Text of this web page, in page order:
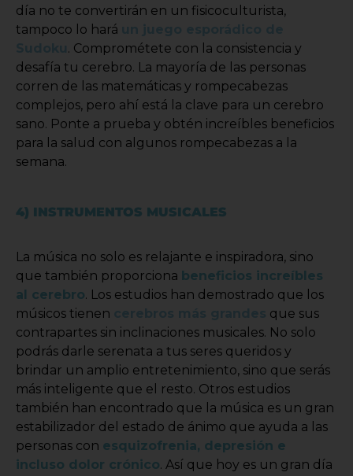
día no te convertirán en un fisicoculturista,
tampoco lo hará
. Comprométete con la consistencia y
desafía tu cerebro. La mayoría de las personas
corren de las matemáticas y rompecabezas
complejos, pero ahí está la clave para un cerebro
sano. Ponte a prueba y obtén increíbles beneficios
para la salud con algunos rompecabezas a la
semana.
4) INSTRUMENTOS MUSICALES
La música no solo es relajante e inspiradora, sino
que también proporciona beneficios increíbles
al cerebro. Los estudios han demostrado que los
músicos tienen
que sus
contrapartes sin inclinaciones musicales. No solo
podrás darle serenata a tus seres queridos y
brindar un amplio entretenimiento, sino que serás
más inteligente que el resto. Otros estudios
también han encontrado que la música es un gran
estabilizador del estado de ánimo que ayuda a las
personas con esquizofrenia, depresión e
incluso dolor crónico. Así que hoy es un gran día